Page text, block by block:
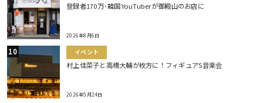
登録者170万･韓国YouTuberが御殿山のお店に
2026年8月6日
イベント
村上佳菜子と高橋大輔が枚方に！フィギュアS音楽会
2026年5月24日